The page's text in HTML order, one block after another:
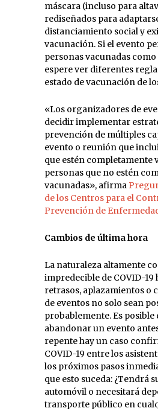
máscara (incluso para
rediseñados para
distanciamiento social y
vacunación. Si el evento
personas vacunadas
espere ver diferentes
estado de vacunación de
«Los organizadores de
decidir implementar
prevención de múltiples
evento o reunión que
que estén completamente
personas que no estén
vacunadas», afirma
de los Centros para el
Prevención de
Cambios de última hora
La naturaleza altamente
impredecible de COVID-19
retrasos, aplazamientos o
de eventos no solo sean
probablemente. Es posible
abandonar un evento
repente hay un caso
COVID-19 entre los
los próximos pasos
que esto suceda: ¿Tendrá
automóvil o necesitará
transporte público en